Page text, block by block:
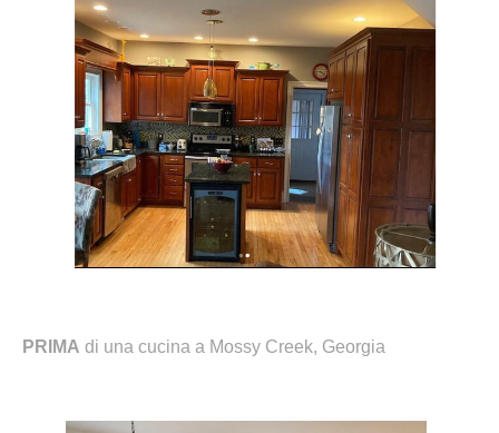
PRIMA di una cucina a Mossy Creek, Georgia